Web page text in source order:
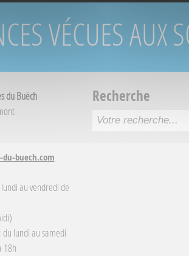
VÉCUES AUX
du Buëch
du-buech.com
au vendredi de
lundi au samedi
18h
Recherche